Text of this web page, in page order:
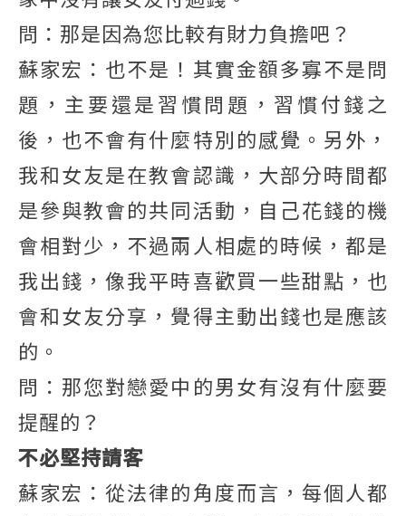
問：那是因為您比較有財力負擔吧？
蘇家宏：也不是！其實金額多寡不是問
題，主要還是習慣問題，習慣付錢之
後，也不會有什麼特別的感覺。另外，
我和女友是在教會認識，大部分時間都
是參與教會的共同活動，自己花錢的機
會相對少，不過兩人相處的時候，都是
我出錢，像我平時喜歡買一些甜點，也
會和女友分享，覺得主動出錢也是應該
的。
問：那您對戀愛中的男女有沒有什麼要
提醒的？
不必堅持請客
蘇家宏：從法律的角度而言，每個人都